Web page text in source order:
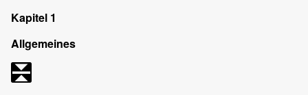
Kapitel 1
Allgemeines